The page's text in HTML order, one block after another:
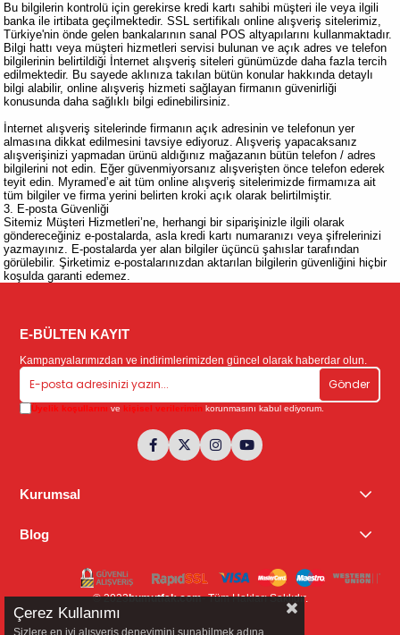
Bu bilgilerin kontrolü için gerekirse kredi kartı sahibi müşteri ile veya ilgili
banka ile irtibata geçilmektedir. SSL sertifikalı online alışveriş sitelerimiz,
Türkiye'nin önde gelen bankalarının sanal POS altyapılarını kullanmaktadır.
Bilgi hattı veya müşteri hizmetleri servisi bulunan ve açık adres ve telefon
bilgilerinin belirtildiği İnternet alışveriş siteleri günümüzde daha fazla tercih
edilmektedir. Bu sayede aklınıza takılan bütün konular hakkında detaylı
bilgi alabilir, online alışveriş hizmeti sağlayan firmanın güvenirliği
konusunda daha sağlıklı bilgi edinebilirsiniz.
İnternet alışveriş sitelerinde firmanın açık adresinin ve telefonun yer
almasına dikkat edilmesini tavsiye ediyoruz. Alışveriş yapacaksanız
alışverişinizi yapmadan ürünü aldığınız mağazanın bütün telefon / adres
bilgilerini not edin. Eğer güvenmiyorsanız alışverişten önce telefon ederek
teyit edin. Myramed’e ait tüm online alışveriş sitelerimizde firmamıza ait
tüm bilgiler ve firma yerini belirten kroki açık olarak belirtilmiştir.
3. E-posta Güvenliği
Sitemiz Müşteri Hizmetleri’ne, herhangi bir siparişinizle ilgili olarak
göndereceğiniz e-postalarda, asla kredi kartı numaranızı veya şifrelerinizi
yazmayınız. E-postalarda yer alan bilgiler üçüncü şahıslar tarafından
görülebilir. Şirketimiz e-postalarınızdan aktarılan bilgilerin güvenliğini hiçbir
koşulda garanti edemez.
E-BÜLTEN KAYIT
Kampanyalarımızdan ve indirimlerimizden güncel olarak haberdar olun.
Gönder
Üyelik koşullarını ve kişisel verilerimin korunmasını kabul ediyorum.
Kurumsal
Blog
© 2023bumutfak.com- Tüm Hakları Saklıdır.
Çerez Kullanımı
Sizlere en iyi alışveriş deneyimini sunabilmek adına